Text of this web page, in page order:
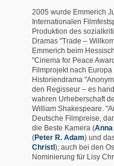
2005 wurde Emmerich
Internationalen
Produktion des
Dramas "Trade –
Emmerich beim
"Cinema for Peace
Filmprojekt nach
Historiendrama
den Regisseur – es
wahren Urheberschaft
William Shakespeare.
Deutsche Filmpreise,
die Beste Kamera (
(Peter R. Adam) und
Christl); auch bei den
Nominierung für Lisy